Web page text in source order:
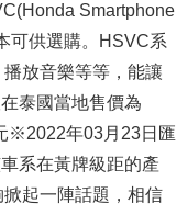
Smartphone
可供選購。HSVC系
放音樂等等，能讓
泰國當地售價為
※2022年03月23日匯
系在黃牌級距的產
起一陣話題，相信